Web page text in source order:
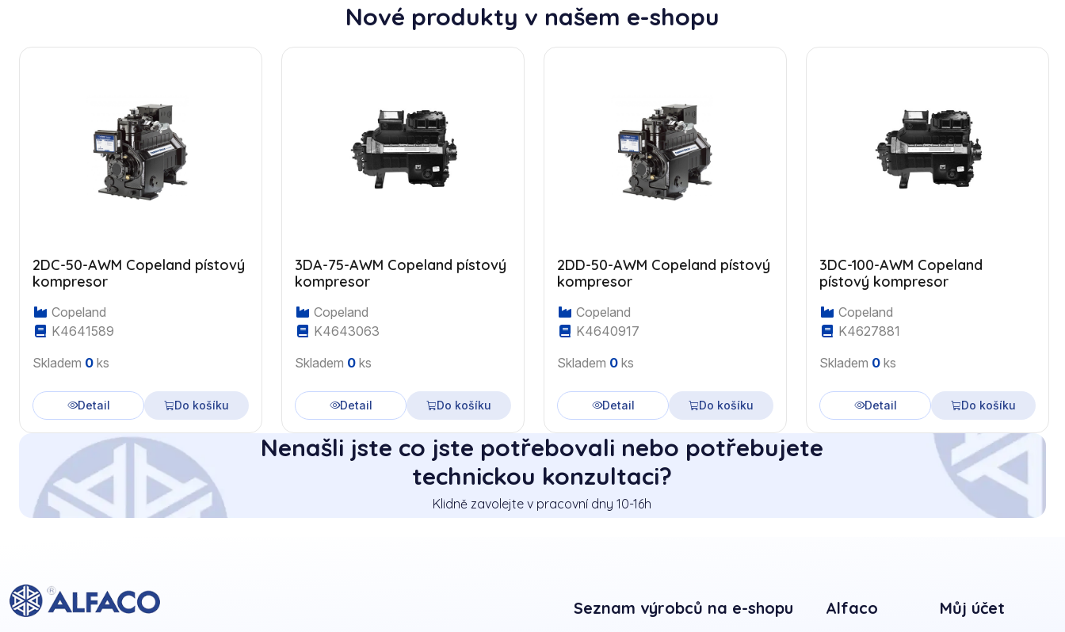
Nové produkty v našem e-shopu
2DC-50-AWM Copeland pístový
kompresor
Copeland
K4641589
Skladem 0 ks
Detail Do košíku
3DA-75-AWM Copeland pístový
kompresor
Copeland
K4643063
Skladem 0 ks
Detail Do košíku
2DD-50-AWM Copeland pístový
kompresor
Copeland
K4640917
Skladem 0 ks
Detail Do košíku
3DC-100-AWM Copeland
pístový kompresor
Copeland
K4627881
Skladem 0 ks
Detail Do košíku
Nenašli jste co jste potřebovali nebo potřebujete
technickou konzultaci?
Klidně zavolejte v pracovní dny 10-16h
Seznam výrobců na e-shopu Alfaco Můj účet